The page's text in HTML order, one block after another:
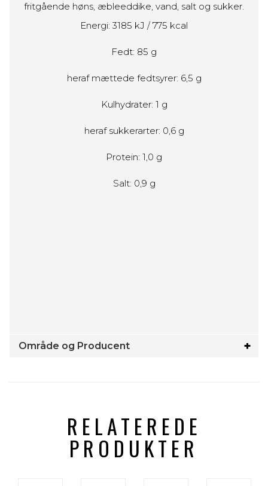
fritgående høns, æbleeddike, vand, salt og sukker.
Energi: 3185 kJ / 775 kcal
Fedt: 85 g
heraf mættede fedtsyrer: 6,5 g
Kulhydrater: 1 g
heraf sukkerarter: 0,6 g
Protein: 1,0 g
Salt: 0,9 g
Område og Producent
RELATEREDE
PRODUKTER